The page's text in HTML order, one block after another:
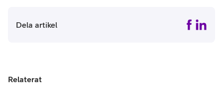
Dela artikel
Relaterat